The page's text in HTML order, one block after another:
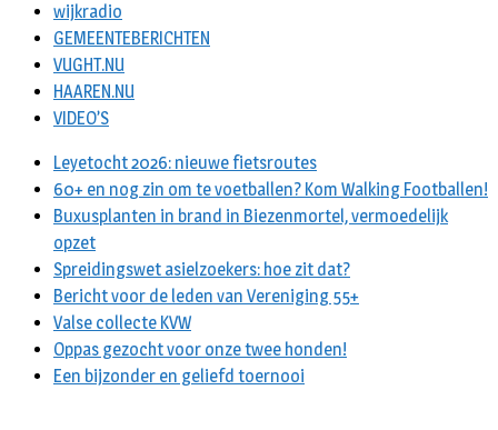
wijkradio
GEMEENTEBERICHTEN
VUGHT.NU
HAAREN.NU
VIDEO’S
Leyetocht 2026: nieuwe fietsroutes
60+ en nog zin om te voetballen? Kom Walking Footballen!
Buxusplanten in brand in Biezenmortel, vermoedelijk
opzet
Spreidingswet asielzoekers: hoe zit dat?
Bericht voor de leden van Vereniging 55+
Valse collecte KVW
Oppas gezocht voor onze twee honden!
Een bijzonder en geliefd toernooi